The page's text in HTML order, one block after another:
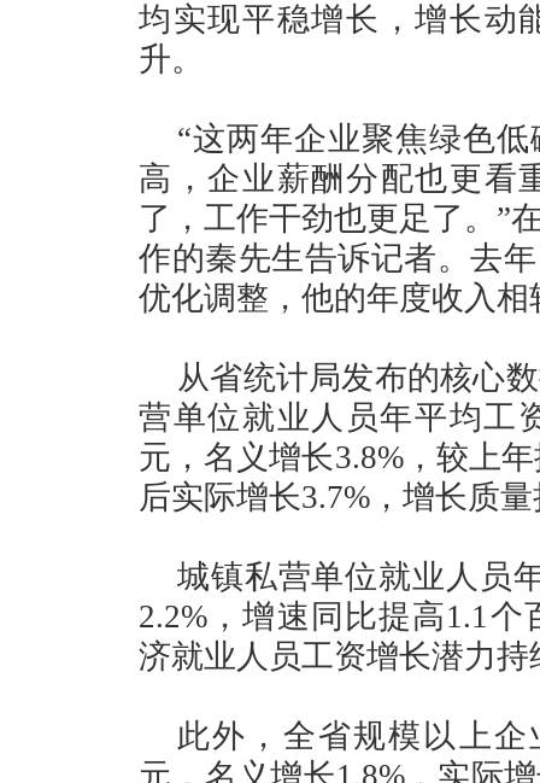
均实现平稳增长，增长动
升。
“这两年企业聚焦绿色
高，企业薪酬分配也更看
了，工作干劲也更足了。”
作的秦先生告诉记者。去
优化调整，他的年度收入
从省统计局发布的核心
营单位就业人员年平均工
元，名义增长3.8%，较上
后实际增长3.7%，增长质
城镇私营单位就业人员
2.2%，增速同比提高1.1
济就业人员工资增长潜力持
此外，全省规模以上企